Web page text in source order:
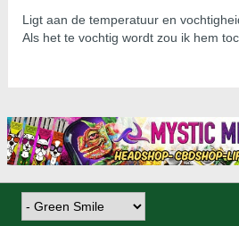
Ligt aan de temperatuur en
Als het te vochtig wordt zou ik hem